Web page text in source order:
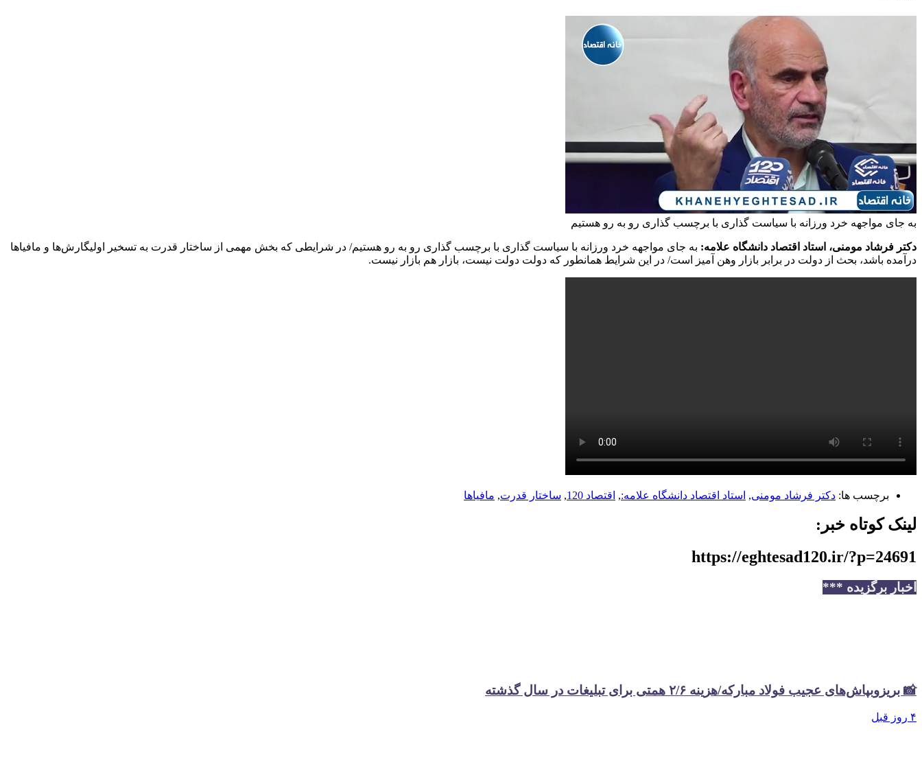
به جای مواجهه خرد ورزانه با سیاست گذاری با برچسب گذاری رو به رو هستیم
دکتر فرشاد مومنی، استاد اقتصاد دانشگاه علامه: به جای مواجهه خرد ورزانه با سیاست گذاری با برچسب گذاری رو به رو هستیم/ در شرایطی که بخش مهمی از ساختار قدرت به تسخیر اولیگارش‌ها و مافیاها
درآمده باشد، بحث از دولت در برابر بازار وهن آمیز است/ در این شرایط همانطور که دولت دولت نیست، بازار هم بازار نیست.
برچسب ها: دکتر فرشاد مومنی, استاد اقتصاد دانشگاه علامه:, اقتصاد 120 , ساختار قدرت, مافیاها
لینک کوتاه خبر:
https://eghtesad120.ir/?p=24691
اخبار برگزیده ***
📸 بریزوبپاش‌های عجیب فولاد مبارکه/هزینه ۲/۶ همتی برای تبلیغات در سال گذشته
۴ روز قبل